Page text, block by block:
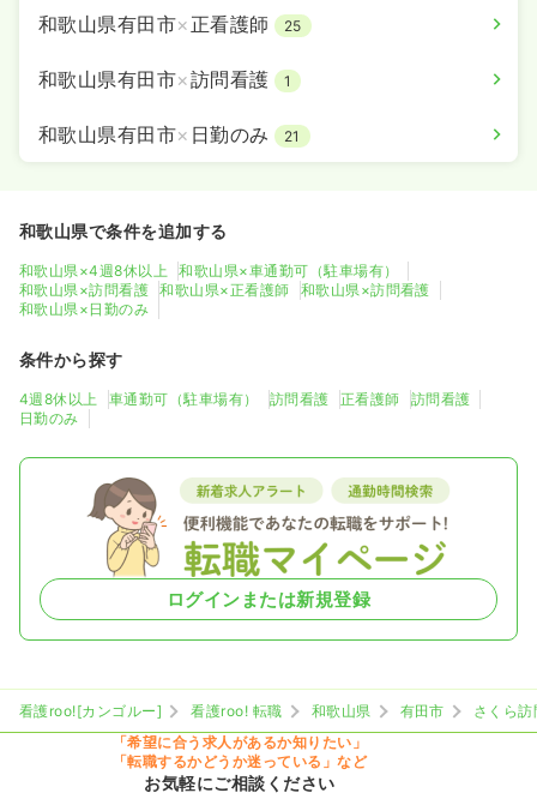
和歌山県有田市× 正看護師 25
和歌山県有田市×訪問看護 1
和歌山県有田市× 日勤のみ 21
和歌山県で条件を追加する
和歌山県×4週8休以上
和歌山県×車通勤可（駐車場有）
和歌山県×訪問看護
和歌山県×正看護師
和歌山県×訪問看護
和歌山県×日勤のみ
条件から探す
4週8休以上 車通勤可（駐車場有） 訪問看護 正看護師
訪問看護
日勤のみ
ログインまたは新規登録
看護roo![カンゴルー] 看護roo! 転職 和歌山県 有田市
さくら
「希望に合う求人があるか知りたい」
「転職するかどうか迷っている」など
お気軽にご相談ください